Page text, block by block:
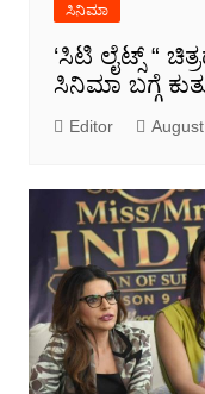
ಸಿನಿಮಾ
‘ಸಿಟಿ ಲೈಟ್ಸ್ “
ಸಿನಿಮಾ ಬಗ್ಗೆ
Editor